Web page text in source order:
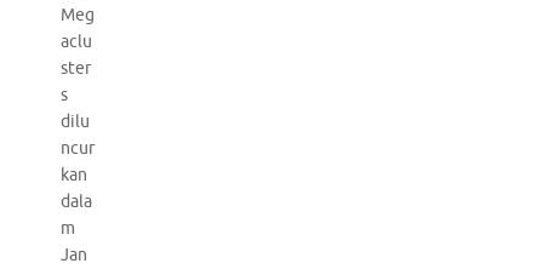
Meg
aclu
ster
s
dilu
ncur
kan
dala
m
Jan